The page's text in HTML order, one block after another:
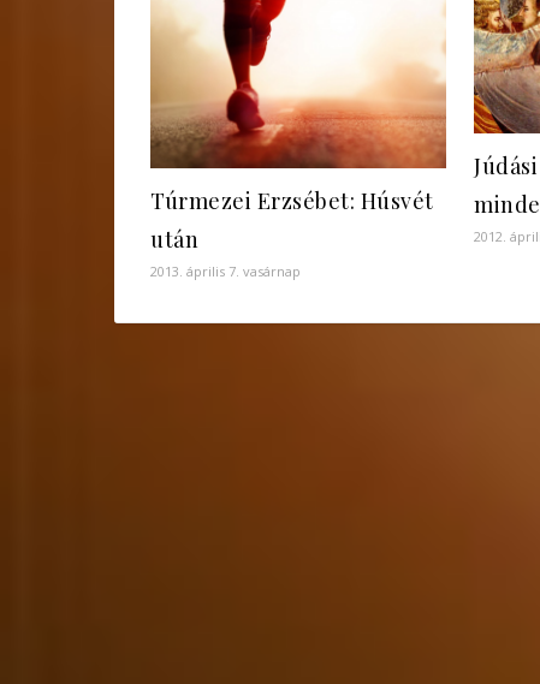
Túrmezei Erzsébet: Húsvét
után
2013. április 7. vasárnap
2012.